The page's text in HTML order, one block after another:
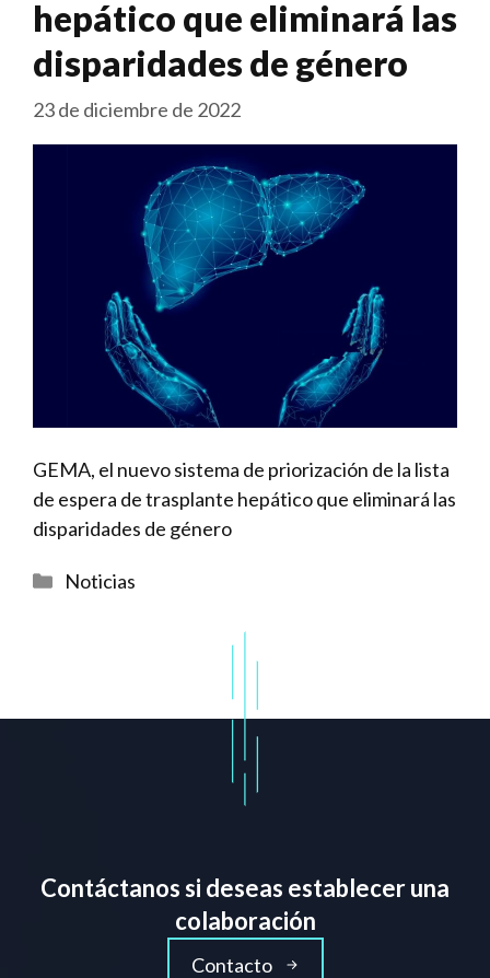
hepático que eliminará las
disparidades de género
23 de diciembre de 2022
GEMA, el nuevo sistema de priorización de la lista
de espera de trasplante hepático que eliminará las
disparidades de género
Categorías
Noticias
Contáctanos si deseas establecer una
colaboración
Contacto